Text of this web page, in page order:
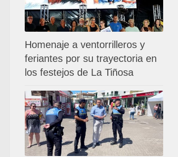
Homenaje a ventorrilleros y
feriantes por su trayectoria en
los festejos de La Tiñosa